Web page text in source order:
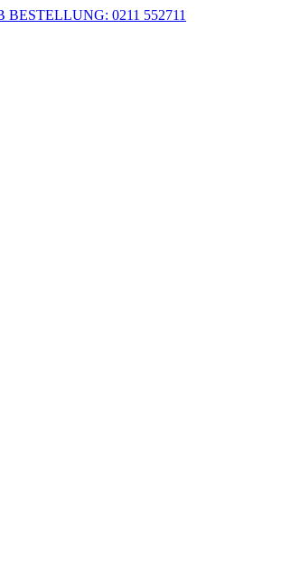
BESTELLUNG: 0211 552711